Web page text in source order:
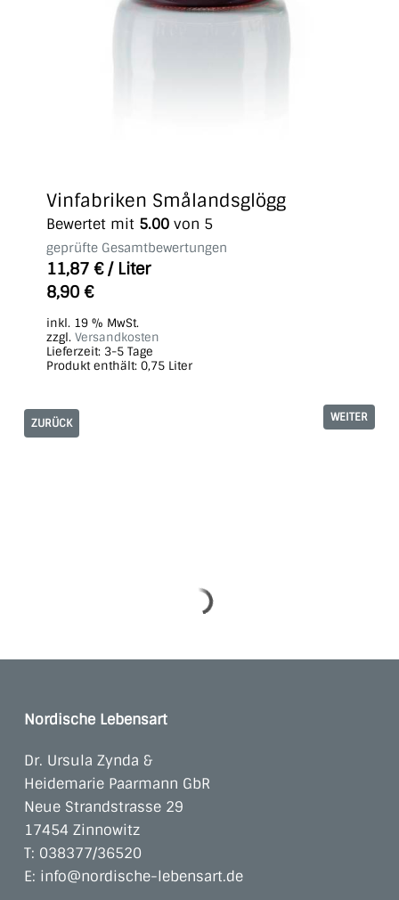
Vinfabriken Smålandsglögg
Bewertet mit 5.00von 5
geprüfte Gesamtbewertungen
11,87 €/ Liter
8,90 €
inkl. 19 % MwSt.
zzgl. Versandkosten
Lieferzeit: 3-5 Tage
Produkt enthält: 0,75 Liter
ZURÜCK WEITER
Nordische Lebensart
Dr. Ursula Zynda &
Heidemarie Paarmann GbR
Neue Strandstrasse 29
17454 Zinnowitz
T: 038377/36520
E: info@nordische-lebensart.de